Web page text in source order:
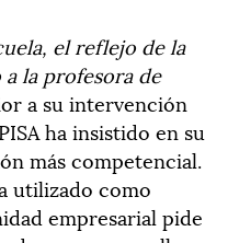
el reflejo de la
la profesora de
a su intervención
ha insistido en su
más competencial.
utilizado como
empresarial pide